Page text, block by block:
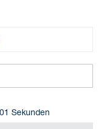
Sekunden